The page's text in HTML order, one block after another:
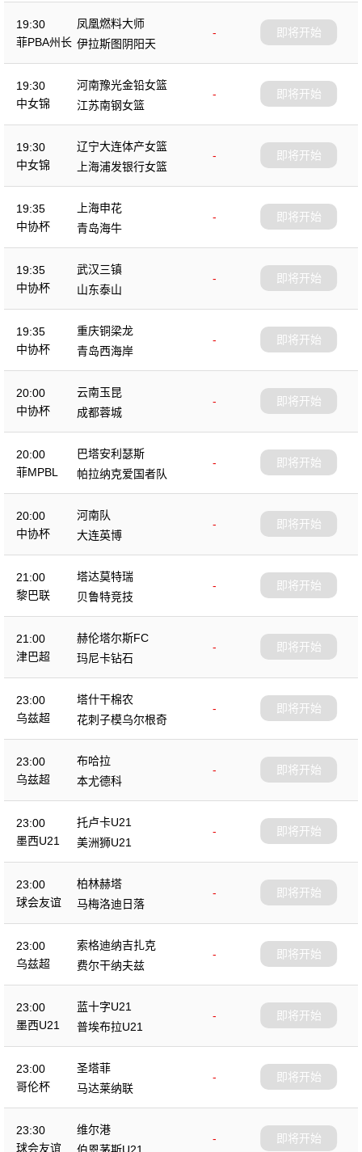
19:30
菲PBA州长
凤凰燃料大师
-
伊拉斯图阴阳天
即将开始
19:30
中女锦
河南豫光金铅女篮
-
江苏南钢女篮
即将开始
19:30
中女锦
辽宁大连体产女篮
-
上海浦发银行女篮
即将开始
19:35
中协杯
上海申花
-
青岛海牛
即将开始
19:35
中协杯
武汉三镇
-
山东泰山
即将开始
19:35
中协杯
重庆铜梁龙
-
青岛西海岸
即将开始
20:00
中协杯
云南玉昆
-
成都蓉城
即将开始
20:00
菲MPBL
巴塔安利瑟斯
-
帕拉纳克爱国者队
即将开始
20:00
中协杯
河南队
-
大连英博
即将开始
21:00
黎巴联
塔达莫特瑞
-
贝鲁特竞技
即将开始
21:00
津巴超
赫伦塔尔斯FC
-
玛尼卡钻石
即将开始
23:00
乌兹超
塔什干棉农
-
花刺子模乌尔根奇
即将开始
23:00
乌兹超
布哈拉
-
本尤德科
即将开始
23:00
墨西U21
托卢卡U21
-
美洲狮U21
即将开始
23:00
球会友谊
柏林赫塔
-
马梅洛迪日落
即将开始
23:00
乌兹超
索格迪纳吉扎克
-
费尔干纳夫兹
即将开始
23:00
墨西U21
蓝十字U21
-
普埃布拉U21
即将开始
23:00
哥伦杯
圣塔菲
-
马达莱纳联
即将开始
23:30
球会友谊
维尔港
-
伯恩茅斯U21
即将开始